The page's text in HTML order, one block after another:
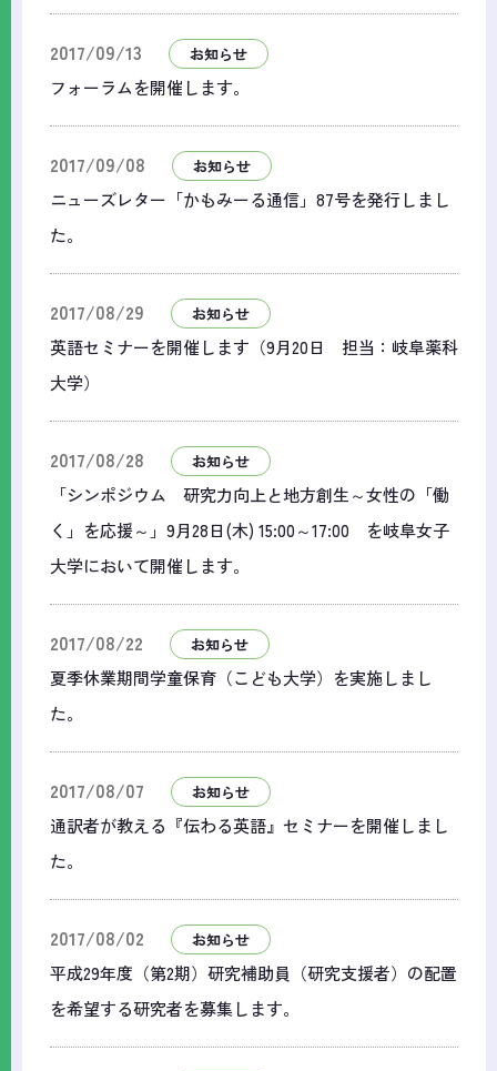
2017/09/13 お知らせ
フォーラムを開催します。
2017/09/08 お知らせ
ニューズレター「かもみーる通信」87号を発行しまし
た。
2017/08/29 お知らせ
英語セミナーを開催します（9月20日 担当：岐阜薬科
大学）
2017/08/28 お知らせ
「シンポジウム 研究力向上と地方創生～女性の「働
く」を応援～」9月28日(木) 15:00～17:00 を岐阜女子
大学において開催します。
2017/08/22 お知らせ
夏季休業期間学童保育（こども大学）を実施しまし
た。
2017/08/07 お知らせ
通訳者が教える『伝わる英語』セミナーを開催しまし
た。
2017/08/02 お知らせ
平成29年度（第2期）研究補助員（研究支援者）の配置
を希望する研究者を募集します。